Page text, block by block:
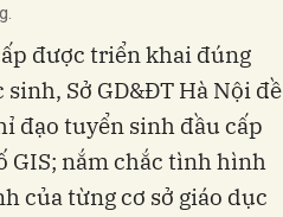
được triển khai đúng
Sở GD&ĐT Hà Nội đề
đạo tuyển sinh đầu cấp
GIS; nắm chắc tình hình
của từng cơ sở giáo dục